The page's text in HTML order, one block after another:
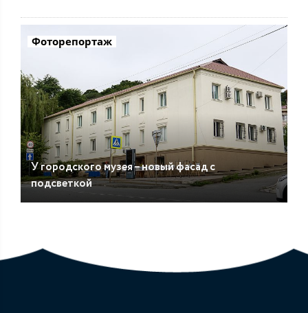
Фоторепортаж
У городского музея – новый фасад с
подсветкой